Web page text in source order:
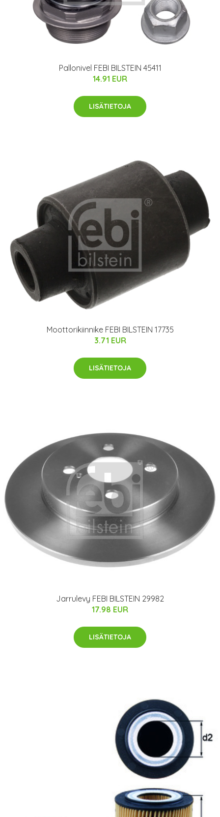
Pallonivel FEBI BILSTEIN 45411
14.91 EUR
LISÄTIETOJA
Moottorikiinnike FEBI BILSTEIN 17735
3.71 EUR
LISÄTIETOJA
Jarrulevy FEBI BILSTEIN 29982
17.98 EUR
LISÄTIETOJA